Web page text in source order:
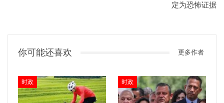
定为恐怖证据
你可能还喜欢 更多作者
时政 时政